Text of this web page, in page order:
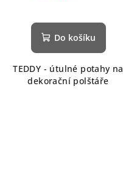
Do košíku
TEDDY - útulné potahy na
dekorační polštáře